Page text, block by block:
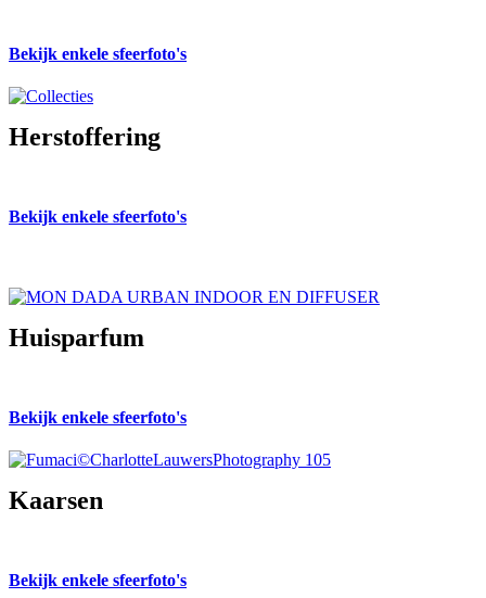
Bekijk enkele sfeerfoto's
Herstoffering
Bekijk enkele sfeerfoto's
Huisparfum
Bekijk enkele sfeerfoto's
Kaarsen
Bekijk enkele sfeerfoto's